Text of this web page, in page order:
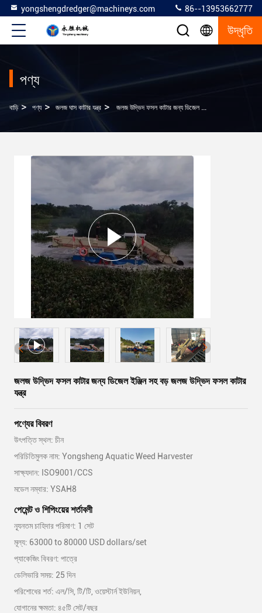
yongshengdredger@machineys.com 86--13953662777
উদ্ধৃতি
পণ্য
বাড়ি > পণ্য > জলজ ঘাস কাটার যন্ত্র > জলজ উদ্ভিদ ফসল কাটার জন্য ডিজেল ইঞ্জিন সহ বড় জলজ উদ্ভিদ ফসল কাটার যন্ত্র
জলজ উদ্ভিদ ফসল কাটার জন্য ডিজেল ইঞ্জিন সহ বড় জলজ উদ্ভিদ ফসল কাটার
যন্ত্র
পণ্যের বিবরণ
উৎপত্তি স্থল: চীন
পরিচিতিমুলক নাম: Yongsheng Aquatic Weed Harvester
সাক্ষ্যদান: ISO9001/CCS
মডেল নম্বার: YSAH8
পেমেন্ট ও শিপিংয়ের শর্তাবলী
ন্যূনতম চাহিদার পরিমাণ: 1 সেট
মূল্য: 63000 to 80000 USD dollars/set
প্যাকেজিং বিবরণ: পাত্রে
ডেলিভারি সময়: 25 দিন
পরিশোধের শর্ত: এল/সি, টি/টি, ওয়েস্টার্ন ইউনিয়ন,
যোগানের ক্ষমতা: ৪৫টি সেট/বছর